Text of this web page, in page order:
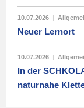
10.07.2026 |
Neuer Lernort
10.07.2026 |
In der
naturnahe